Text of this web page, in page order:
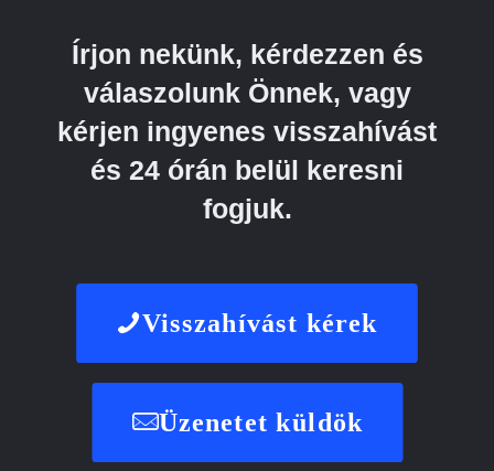
Írjon nekünk, kérdezzen és
válaszolunk Önnek, vagy
kérjen ingyenes visszahívást
és 24 órán belül keresni
fogjuk.
Visszahívást kérek
Üzenetet küldök